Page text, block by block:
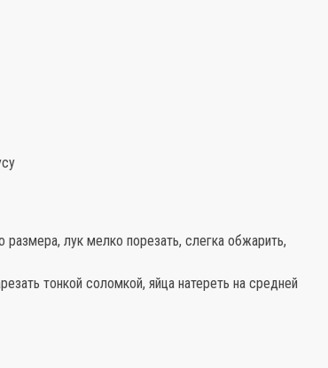
размера, лук мелко порезать, слегка обжарить,
тонкой соломкой, яйца натереть на средней